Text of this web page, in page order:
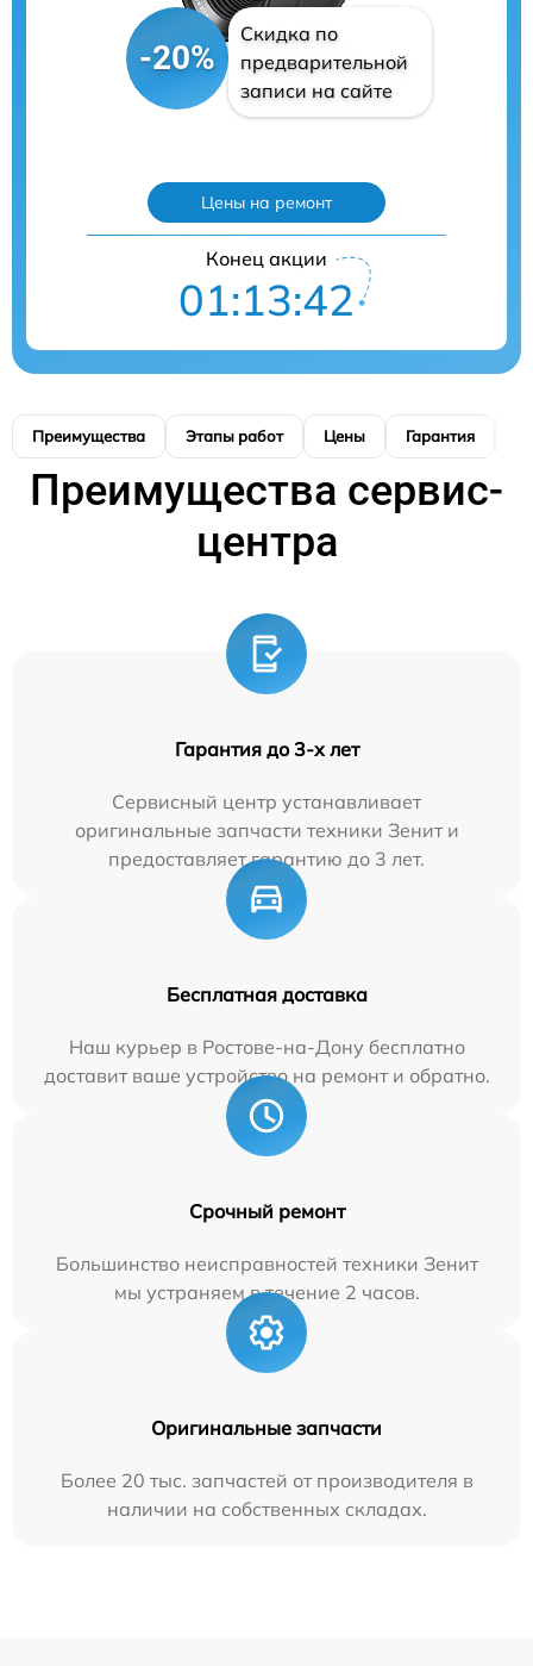
-20%
Скидка по
предварительной
записи на сайте
Цены на ремонт
Конец акции
01:13:40
Преимущества Этапы работ Цены Гарантия
Преимущества сервис-
центра
Гарантия до 3-х лет
Сервисный центр устанавливает
оригинальные запчасти техники Зенит и
предоставляет гарантию до 3 лет.
Бесплатная доставка
Наш курьер в Ростове-на-Дону бесплатно
доставит ваше устройство на ремонт и обратно.
Срочный ремонт
Большинство неисправностей техники Зенит
мы устраняем в течение 2 часов.
Оригинальные запчасти
Более 20 тыс. запчастей от производителя в
наличии на собственных складах.